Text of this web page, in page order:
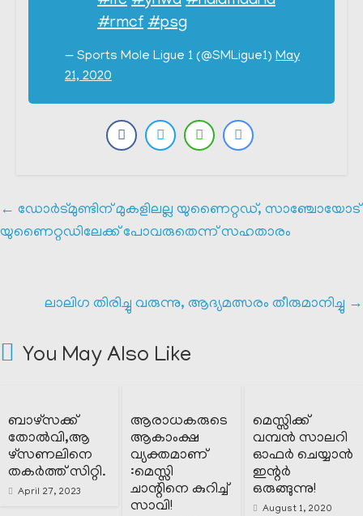
#rmcf #psg
— Sports Mole Ligue 1 (@SMLigue1) May
21, 2020
← ഡോർട്മുണ്ടിന് മുകളിലല്ല യുണൈറ്റഡ്, സാഞ്ചോയോട്
യുണൈറ്റഡിലേക്ക് പോവരുതെന്ന് സഹതാരം
ലാലിഗ തിരിച്ചു വരുന്നു, ആദ്യമത്സരം തീരുമാനിച്ചു →
You May Also Like
ബാഴ്സക്ക്
തോൽവി,ആ
ഴ്സണലിനെ
തകർത്ത് സിറ്റി.
April 27, 2023
ആരാധകരുടെ
ആകാംക്ഷ
വ്യക്തമാണ്
:മെസ്സി
ചാന്റിനെ കുറിച്ച്
സാവി!
മെസ്സിക്ക്
വമ്പൻ സാലറി
ഓഫർ ചെയ്യാൻ
ഇന്റർ
ഒരുങ്ങുന്നു!
August 1, 2020